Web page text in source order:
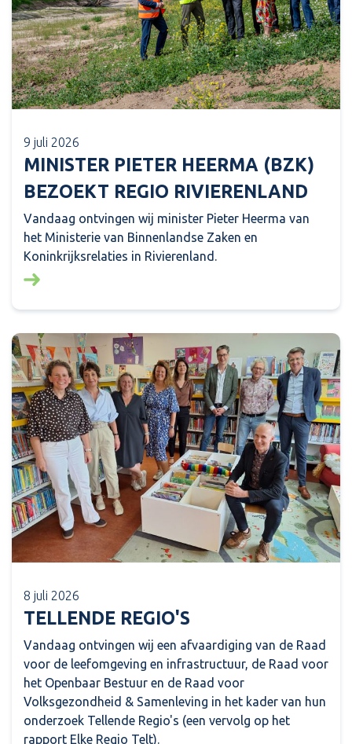
9 juli 2026
MINISTER PIETER HEERMA (BZK)
BEZOEKT REGIO RIVIERENLAND
Vandaag ontvingen wij minister Pieter Heerma van
het Ministerie van Binnenlandse Zaken en
Koninkrijksrelaties in Rivierenland.
Lees meer over: Minister Pieter Heerma (BZK)
8 juli 2026
TELLENDE REGIO'S
Vandaag ontvingen wij een afvaardiging van de Raad
voor de leefomgeving en infrastructuur, de Raad voor
het Openbaar Bestuur en de Raad voor
Volksgezondheid & Samenleving in het kader van hun
onderzoek Tellende Regio's (een vervolg op het
rapport Elke Regio Telt).